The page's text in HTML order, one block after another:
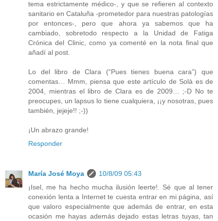
tema estrictamente médico-, y que se refieren al contexto
sanitario en Cataluña -prometedor para nuestras patologías
por entonces-, pero que ahora ya sabemos que ha
cambiado, sobretodo respecto a la Unidad de Fatiga
Crónica del Clinic, como ya comenté en la nota final que
añadí al post.
Lo del libro de Clara (“Pues tienes buena cara”) que
comentas… Mmm, piensa que este artículo de Solà es de
2004, mientras el libro de Clara es de 2009… ;-D No te
preocupes, un lapsus lo tiene cualquiera, ¡¡y nosotras, pues
también, jejeje!! ;-))
¡Un abrazo grande!
Responder
María José Moya
10/8/09 05:43
¡Isel, me ha hecho mucha ilusión leerte!. Sé que al tener
conexión lenta a Internet te cuesta entrar en mi página, así
que valoro especialmente que además de entrar, en esta
ocasión me hayas además dejado estas letras tuyas, tan